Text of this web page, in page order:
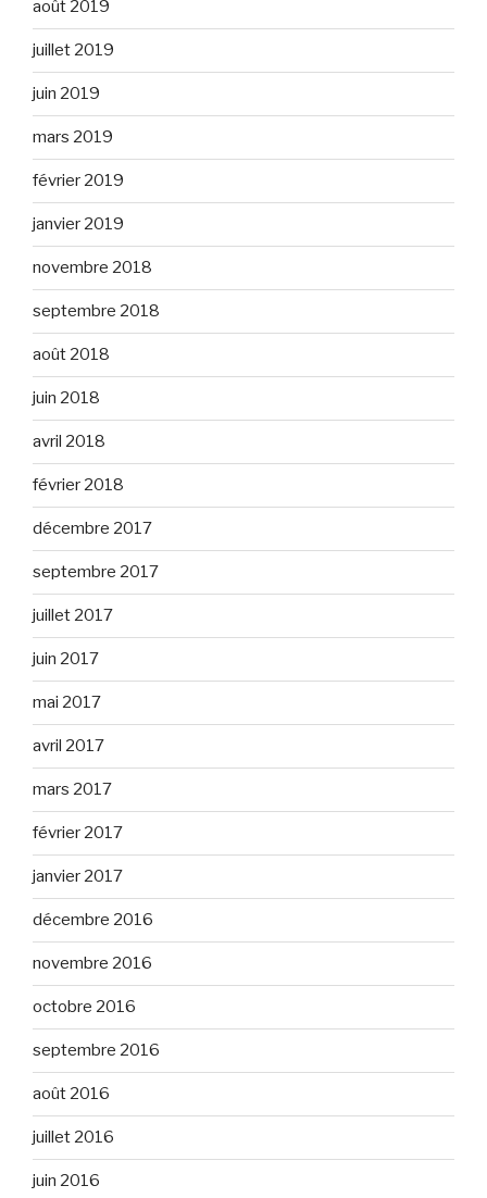
août 2019
juillet 2019
juin 2019
mars 2019
février 2019
janvier 2019
novembre 2018
septembre 2018
août 2018
juin 2018
avril 2018
février 2018
décembre 2017
septembre 2017
juillet 2017
juin 2017
mai 2017
avril 2017
mars 2017
février 2017
janvier 2017
décembre 2016
novembre 2016
octobre 2016
septembre 2016
août 2016
juillet 2016
juin 2016